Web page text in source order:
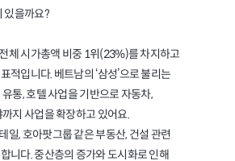
있을까요?
체 시가총액 비중 1위(23%)를 차지하고
적입니다. 베트남의 ‘삼성’으로 불리는
통, 호텔 사업을 기반으로 자동차,
지 사업을 확장하고 있어요.
일, 호아팟그룹 같은 부동산, 건설 관련
니다. 중산층의 증가와 도시화로 인해